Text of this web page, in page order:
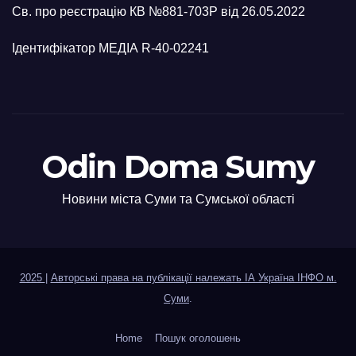
Св. про реєстрацію КВ №881-703Р від 26.05.2022
Ідентифікатор МЕДІА R-40-02241
Odin Doma Sumy
Новини міста Суми та Сумської області
2025
Авторські права на публікації належать ІА Україна ІНФО м.
Суми.
Home Пошук оголошень